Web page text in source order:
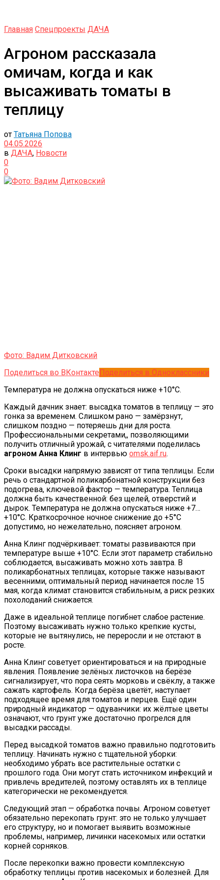
Главная Спецпроекты ДАЧА
Агроном рассказала
омичам, когда и как
высаживать томаты в
теплицу
от Татьяна Попова
04.05.2026
в ДАЧА, Новости
0
0
Фото: Вадим Дитковский
Поделиться во ВКонтакте Поделиться в Одноклассники
Температура не должна опускаться ниже +10°C.
Каждый дачник знает: высадка томатов в теплицу — это
гонка за временем. Слишком рано — замёрзнут,
слишком поздно — потеряешь дни для роста.
Профессиональными секретами,, позволяющими
получить отличный урожай, с читателями поделилась
агроном Анна Клинг в интервью omsk.aif.ru.
Сроки высадки напрямую зависят от типа теплицы. Если
речь о стандартной поликарбонатной конструкции без
подогрева, ключевой фактор — температура. Теплица
должна быть качественной: без щелей, отверстий и
дырок. Температура не должна опускаться ниже +7…
+10°C. Краткосрочное ночное снижение до +5°C
допустимо, но нежелательно, поясняет агроном.
Анна Клинг подчёркивает: томаты развиваются при
температуре выше +10°C. Если этот параметр стабильно
соблюдается, высаживать можно хоть завтра. В
поликарбонатных теплицах, которые также называют
весенними, оптимальный период начинается после 15
мая, когда климат становится стабильным, а риск резких
похолоданий снижается.
Даже в идеальной теплице погибнет слабое растение.
Поэтому высаживать нужно только крепкие кусты,
которые не вытянулись, не переросли и не отстают в
росте.
Анна Клинг советует ориентироваться и на природные
явления. Появление зелёных листочков на берёзе
сигнализирует, что пора сеять морковь и свёклу, а также
сажать картофель. Когда берёза цветёт, наступает
подходящее время для томатов и перцев. Ещё один
природный индикатор — одуванчики: их жёлтые цветы
означают, что грунт уже достаточно прогрелся для
высадки рассады.
Перед высадкой томатов важно правильно подготовить
теплицу. Начинать нужно с тщательной уборки:
необходимо убрать все растительные остатки с
прошлого года. Они могут стать источником инфекций и
привлечь вредителей, поэтому оставлять их в теплице
категорически не рекомендуется.
Следующий этап — обработка почвы. Агроном советует
обязательно перекопать грунт: это не только улучшает
его структуру, но и помогает выявить возможные
проблемы, например, личинки насекомых или остатки
корней сорняков.
После перекопки важно провести комплексную
обработку теплицы против насекомых и болезней. Для